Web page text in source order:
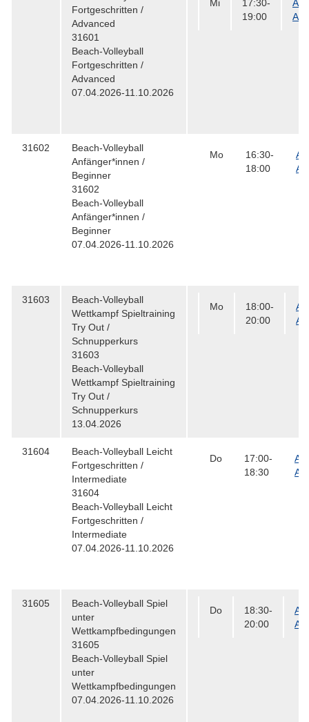
Fortgeschritten /
Advanced
31601
Beach-Volleyball
Fortgeschritten /
Advanced
07.04.2026-11.10.2026
Mi
17:30-
19:00
31602
Beach-Volleyball
Anfänger*innen /
Beginner
31602
Beach-Volleyball
Anfänger*innen /
Beginner
07.04.2026-11.10.2026
Mo
16:30-
18:00
31603
Beach-Volleyball
Wettkampf Spieltraining
Try Out /
Schnupperkurs
31603
Beach-Volleyball
Wettkampf Spieltraining
Try Out /
Schnupperkurs
13.04.2026
Mo
18:00-
20:00
31604 Beach-Volleyball Leicht
Fortgeschritten /
Intermediate
31604
Beach-Volleyball Leicht
Fortgeschritten /
Intermediate
07.04.2026-11.10.2026
Do
17:00-
18:30
31605 Beach-Volleyball Spiel
unter
Wettkampfbedingungen
31605
Beach-Volleyball Spiel
unter
Wettkampfbedingungen
07.04.2026-11.10.2026
Do
18:30-
20:00